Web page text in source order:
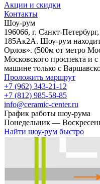
Акции и скидки
Контакты
Шоу-рум
196066, г. Санкт-
185Ак2А. Шоу-рум
Орлов». (500м от метро
Московского проспекта и
машине только с
Проложить маршрут
+7 (962) 343-21-12
+7 (812) 985-58-85
info@ceramic-center.ru
График работы шоу-рума
Понедельник —
Найти шоу-рум быстро